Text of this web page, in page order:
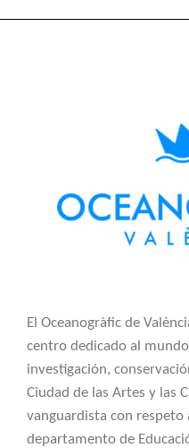
El Oceanogràfic de
centro dedicado al
investigación,
Ciudad de las Artes y las
vanguardista con respeto
departamento de